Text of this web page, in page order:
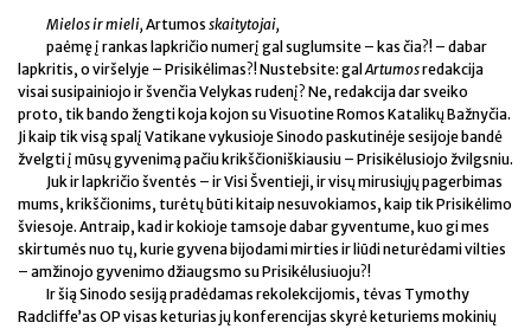
Mielos ir mieli, Artumos skaitytojai,
paėmę į rankas lapkričio numerį gal suglumsite – kas čia?! – dabar
lapkritis, o viršelyje – Prisikėlimas?! Nustebsite: galArtumosredakcija
visai susipainiojo ir švenčia Velykas rudenį? Ne, redakcija dar sveiko
proto, tik bando žengti koja kojon su Visuotine Romos Katalikų Bažnyčia.
Ji kaip tik visą spalį Vatikane vykusioje Sinodo paskutinėje sesijoje bandė
žvelgti į mūsų gyvenimą pačiu krikščioniškiausiu – Prisikėlusiojo žvilgsniu.
Juk ir lapkričio šventės – ir Visi Šventieji, ir visų mirusiųjų pagerbimas
mums, krikščionims, turėtų būti kitaip nesuvokiamos, kaip tik Prisikėlimo
šviesoje. Antraip, kad ir kokioje tamsoje dabar gyventume, kuo gi mes
skirtumės nuo tų, kurie gyvena bijodami mirties ir liūdi neturėdami vilties
– amžinojo gyvenimo džiaugsmo su Prisikėlusiuoju?!
Ir šią Sinodo sesiją pradėdamas rekolekcijomis, tėvas Tymothy
Radcliffe’as OP visas keturias jų konferencijas skyrė keturiems mokinių